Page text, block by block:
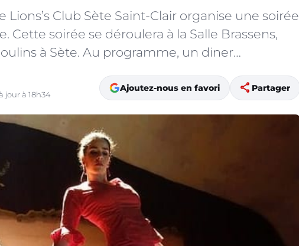
Lions’s Club Sète Saint-Clair organise une soirée
Cette soirée se déroulera à la Salle Brassens,
à Sète. Au programme, un diner…
jour à 18h34
Ajoutez-nous en favori share Partager